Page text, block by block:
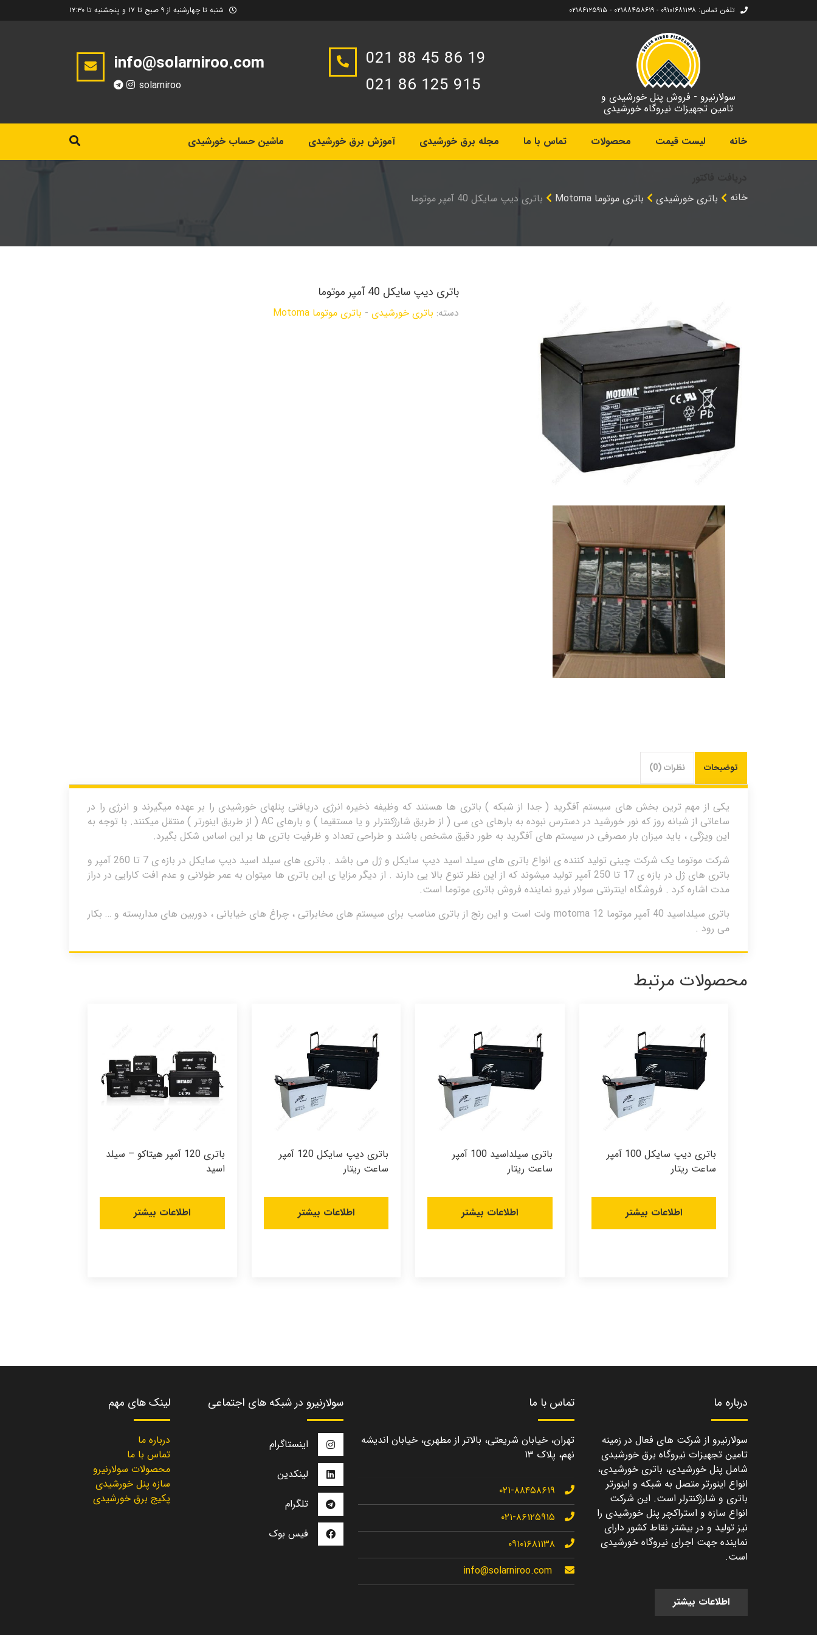
تلفن تماس: ۰۹۱۰۱۶۸۱۱۳۸ - ۰۲۱۸۸۴۵۸۶۱۹ - ۰۲۱۸۶۱۲۵۹۱۵ شنبه تا چهارشنبه از ۹ صبح تا ۱۷ و پنجشنبه تا ۱۲:۳۰
سولارنیرو - فروش پنل خورشیدی و
تامین تجهیزات نیروگاه خورشیدی
021 88 45 86 19
021 86 125 915
info@solarniroo.com
solarniroo
خانه لیست قیمت محصولات تماس با ما مجله برق خورشیدی آموزش برق خورشیدی ماشین حساب خورشیدی
خانه
باتری خورشیدی باتری موتوما Motoma باتری دیپ سایکل 40 آمپر موتوما
باتری دیپ سایکل 40 آمپر موتوما
دسته: باتری خورشیدی - باتری موتوما Motoma
توضیحات نظرات (0)
یکی از مهم ترین بخش های سیستم آفگرید ( جدا از شبکه ) باتری ها هستند که وظیفه ذخیره انرژی دریافتی پنلهای خورشیدی را بر عهده میگیرند و انرژی را در
ساعاتی از شبانه روز که نور خورشید در دسترس نبوده به بارهای دی سی ( از طریق شارژکنترلر و یا مستقیما ) و بارهای AC ( از طریق اینورتر ) منتقل میکنند. با توجه به
این ویژگی ، باید میزان بار مصرفی در سیستم های آفگرید به طور دقیق مشخص باشند و طراحی تعداد و ظرفیت باتری ها بر این اساس شکل بگیرد.
شرکت موتوما یک شرکت چینی تولید کننده ی انواع باتری های سیلد اسید دیپ سایکل و ژل می باشد . باتری های سیلد اسید دیپ سایکل در بازه ی 7 تا 260 آمپر و
باتری های ژل در بازه ی 17 تا 250 آمپر تولید میشوند که از این نظر تنوع بالا یی دارند . از دیگر مزایا ی این باتری ها میتوان به عمر طولانی و عدم افت کارایی در دراز
مدت اشاره کرد . فروشگاه اینترنتی سولار نیرو نماینده فروش باتری موتوما است.
باتری سیلداسید 40 آمپر موتوما motoma 12 ولت است و این رنج از باتری مناسب برای سیستم های مخابراتی ، چراغ های خیابانی ، دوربین های مداربسته و … بکار
می رود .
محصولات مرتبط
باتری دیپ سایکل 100 آمپر
ساعت ریتار
اطلاعات بیشتر
باتری سیلداسید 100 آمپر
ساعت ریتار
اطلاعات بیشتر
باتری دیپ سایکل 120 آمپر
ساعت ریتار
اطلاعات بیشتر
باتری 120 آمپر هیتاکو – سیلد
اسید
اطلاعات بیشتر
درباره ما
سولارنیرو از شرکت های فعال در زمینه
تامین تجهیزات نیروگاه برق خورشیدی
شامل پنل خورشیدی، باتری خورشیدی،
انواع اینورتر متصل به شبکه و اینورتر
باتری و شارژکنترلر است. این شرکت
انواع سازه و استراکچر پنل خورشیدی را
نیز تولید و در بیشتر نقاط کشور دارای
نماینده جهت اجرای نیروگاه خورشیدی
است.
اطلاعات بیشتر
تماس با ما
تهران، خیابان شریعتی، بالاتر از مطهری، خیابان اندیشه
نهم، پلاک ۱۳
۰۲۱-۸۸۴۵۸۶۱۹
۰۲۱-۸۶۱۲۵۹۱۵
۰۹۱۰۱۶۸۱۱۳۸
info@solarniroo.com
سولارنیرو در شبکه های اجتماعی
اینستاگرام
لینکدین
تلگرام
فیس بوک
لینک های مهم
درباره ما
تماس با ما
محصولات سولارنیرو
سازه پنل خورشیدی
پکیج برق خورشیدی